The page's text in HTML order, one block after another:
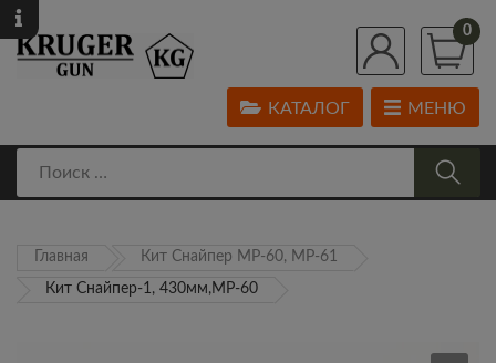
0
МЕНЮ
КАТАЛОГ
Главная Кит Снайпер МР-60, МР-61
Кит Снайпер-1, 430мм,МР-60